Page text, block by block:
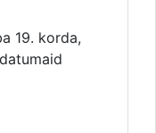
19. korda,